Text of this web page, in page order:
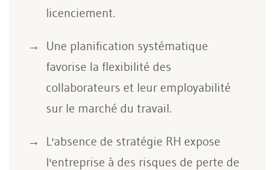
licenciement.
Une planification systématique
favorise la flexibilité des
collaborateurs et leur employabilité
sur le marché du travail.
L'absence de stratégie RH expose
l'entreprise à des risques de perte de